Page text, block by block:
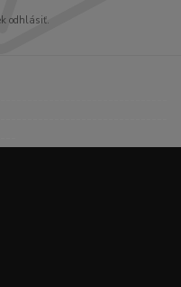
odhlásiť.